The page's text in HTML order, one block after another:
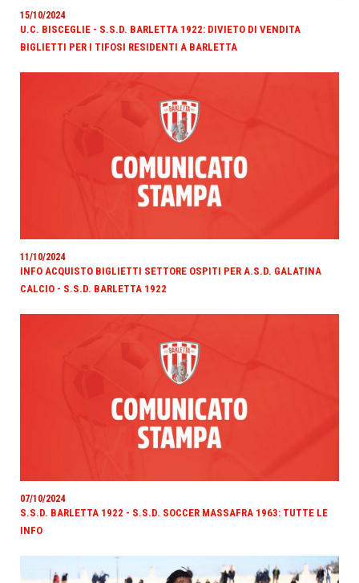
15/10/2024
U.C. BISCEGLIE - S.S.D. BARLETTA 1922: DIVIETO DI VENDITA
BIGLIETTI PER I TIFOSI RESIDENTI A BARLETTA
11/10/2024
INFO ACQUISTO BIGLIETTI SETTORE OSPITI PER A.S.D. GALATINA
CALCIO - S.S.D. BARLETTA 1922
07/10/2024
S.S.D. BARLETTA 1922 - S.S.D. SOCCER MASSAFRA 1963: TUTTE LE
INFO